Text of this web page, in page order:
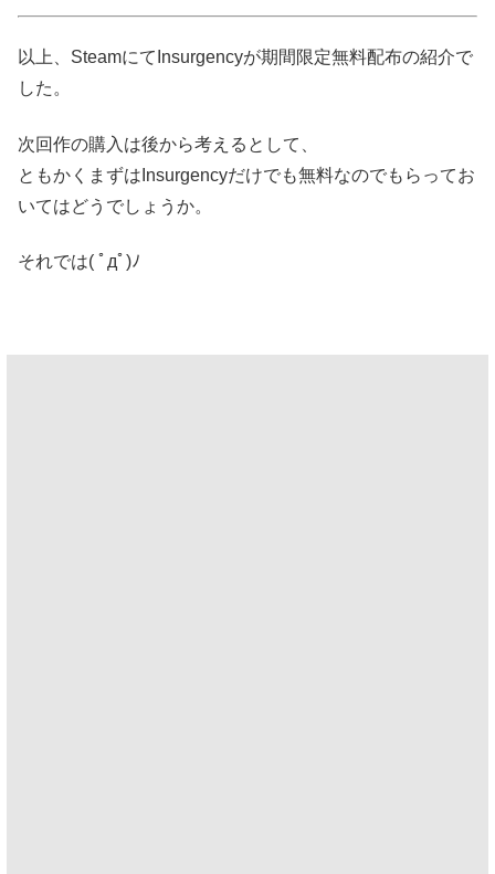
以上、SteamにてInsurgencyが期間限定無料配布の紹介で
した。
次回作の購入は後から考えるとして、
ともかくまずはInsurgencyだけでも無料なのでもらってお
いてはどうでしょうか。
それでは( ﾟдﾟ)ﾉ